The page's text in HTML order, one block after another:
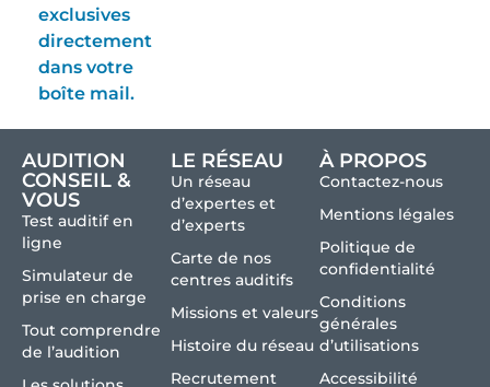
exclusives
directement
dans votre
boîte mail.
AUDITION
CONSEIL &
VOUS
Test auditif en
ligne
Simulateur de
prise en charge
Tout comprendre
de l’audition
LE RÉSEAU
Un réseau
d’expertes et
d’experts
Carte de nos
centres auditifs
Missions et valeurs
Histoire du réseau
Recrutement
À PROPOS
Contactez-nous
Mentions légales
Politique de
confidentialité
Conditions
générales
d’utilisations
Accessibilité